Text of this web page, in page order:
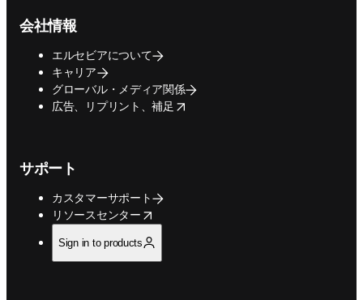
会社情報
エルセビアについて
キャリア
グローバル・メディア関係
広告、リプリント、補足
opens in new tab/window
サポート
カスタマーサポート
リソースセンター
opens in new tab/window
Sign in to products